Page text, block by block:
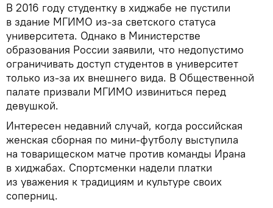
В 2016 году студентку в хиджабе не пустили
в здание МГИМО из-за светского статуса
университета. Однако в Министерстве
образования России заявили, что недопустимо
ограничивать доступ студентов в университет
только из-за их внешнего вида. В Общественной
палате призвали МГИМО извиниться перед
девушкой.
Интересен недавний случай, когда российская
женская сборная по мини-футболу выступила
на товарищеском матче против команды Ирана
в хиджабах. Спортсменки надели платки
из уважения к традициям и культуре своих
соперниц.